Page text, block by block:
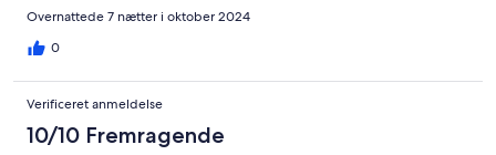
Overnattede 7 nætter i oktober 2024
0
Verificeret anmeldelse
10/10 Fremragende